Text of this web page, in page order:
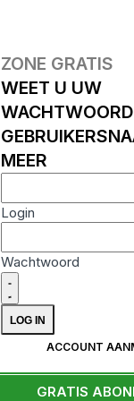
ZONE GRATIS
WEET U UW
MEER
Login
Wachtwoord
ACCOUNT
GRATIS